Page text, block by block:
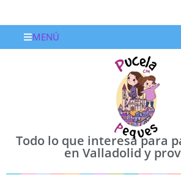
MENÚ
Todo lo que interesa para
en Valladolid y